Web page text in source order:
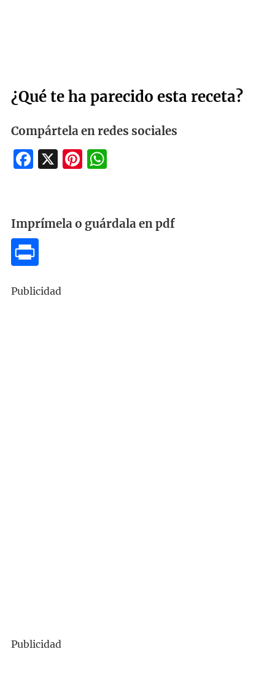
¿Qué te ha parecido esta receta?
Compártela en redes sociales
Facebook
X Pinterest
WhatsApp
Imprímela o guárdala en pdf
Publicidad
Publicidad